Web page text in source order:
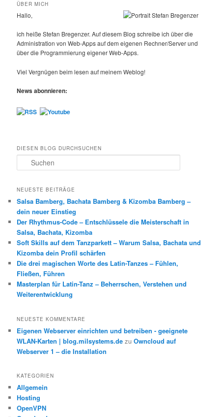
ÜBER MICH
Hallo,
ich heiße Stefan Bregenzer. Auf diesem Blog schreibe ich über die
Administration von Web-Apps auf dem eigenen Rechner/Server und
über die Programmierung eigener Web-Apps.
Viel Vergnügen beim lesen auf meinem Weblog!
News abonnieren:
DIESEN BLOG DURCHSUCHEN
u
h
n
NEUESTE BEITRÄGE
Salsa Bamberg, Bachata Bamberg & Kizomba Bamberg –
dein neuer Einstieg
Der Rhythmus-Code – Entschlüssele die Meisterschaft in
Salsa, Bachata, Kizomba
Soft Skills auf dem Tanzparkett – Warum Salsa, Bachata und
Kizomba dein Profil schärfen
Die drei magischen Worte des Latin-Tanzes – Fühlen,
Fließen, Führen
Masterplan für Latin-Tanz – Beherrschen, Verstehen und
Weiterentwicklung
NEUESTE KOMMENTARE
Eigenen Webserver einrichten und betreiben - geeignete
WLAN-Karten | blog.milsystems.de zuOwncloud auf
Webserver 1 – die Installation
KATEGORIEN
Allgemein
Hosting
OpenVPN